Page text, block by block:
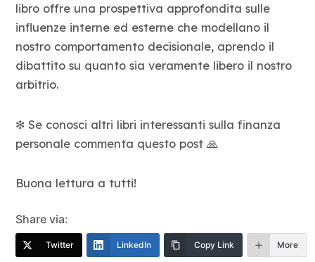
libro offre una prospettiva approfondita sulle
influenze interne ed esterne che modellano il
nostro comportamento decisionale, aprendo il
dibattito su quanto sia veramente libero il nostro
arbitrio.
❇ Se conosci altri libri interessanti sulla finanza
personale commenta questo post 🙏
Buona lettura a tutti!
Share via:
Twitter LinkedIn Copy Link More